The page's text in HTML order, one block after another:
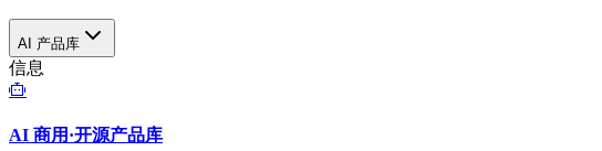
AI 产品库
信息
AI 商用·开源产品库